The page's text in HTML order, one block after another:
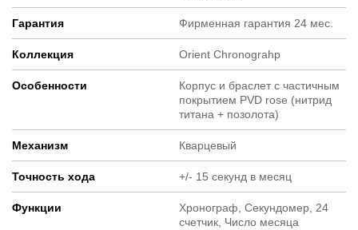
Гарантия Фирменная гарантия 24 мес.
Коллекция Orient Chronograhp
Особенности
Корпус и браслет с частичным
покрытием PVD rose (нитрид
титана + позолота)
Механизм Кварцевый
Точность хода +/- 15 секунд в месяц
Функции
Хронограф, Секундомер, 24
счетчик, Число месяца